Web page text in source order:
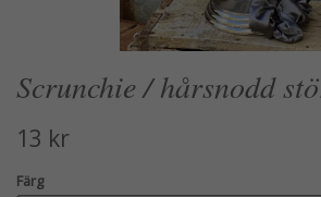
Scrunchie / hårsnodd
13 kr
Färg